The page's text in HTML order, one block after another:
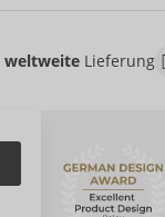
weltweiteLieferung